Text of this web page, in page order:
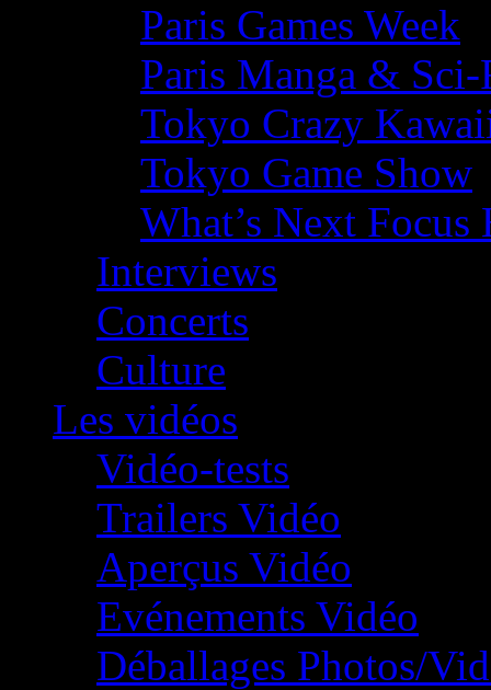
Paris Games Week
Paris Manga &
Tokyo Crazy
Tokyo Game Show
What’s Next
Interviews
Concerts
Culture
Les vidéos
Vidéo-tests
Trailers Vidéo
Aperçus Vidéo
Evénements Vidéo
Déballages Photos/